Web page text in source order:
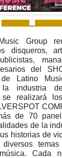
Group
disqueros,
del
Latino
la industria
se realizará
de 70
de la
historias de
Cada